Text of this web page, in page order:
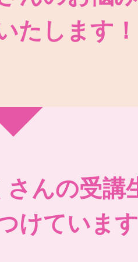
たします！
さんの受講
けています